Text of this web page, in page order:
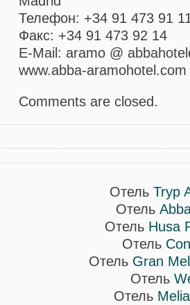
Телефон: +34 91 473 91
Факс: +34 91 473 92 14
E-Mail: aramo @
www.abba-aramohotel.com
Comments are closed.
Отель Tryp
Отель
Отель Husa
Отель
Отель Gran
Отель
Отель